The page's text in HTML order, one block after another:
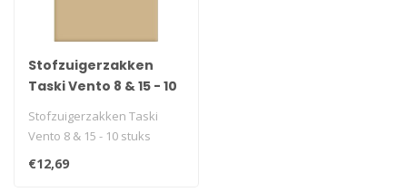
Stofzuigerzakken
Taski Vento 8 & 15 - 10
Stofzuigerzakken Taski
Vento 8 & 15 - 10 stuks
€12,69